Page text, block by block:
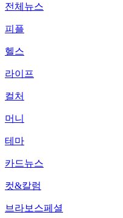
전체뉴스
피플
헬스
라이프
컬처
머니
테마
카드뉴스
컷&칼럼
브라보스페셜